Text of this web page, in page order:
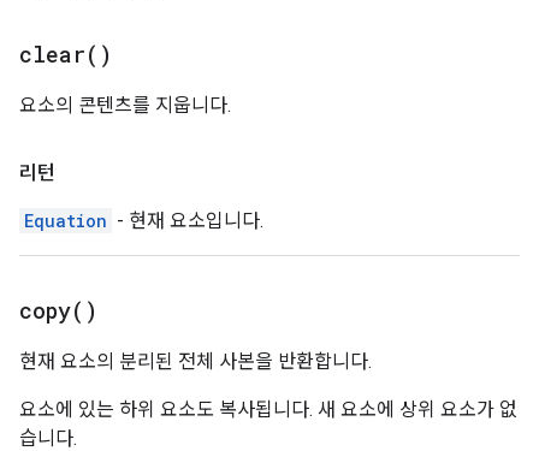
clear( )
요소의 콘텐츠를 지웁니다.
리턴
Equation - 현재 요소입니다.
copy( )
현재 요소의 분리된 전체 사본을 반환합니다.
요소에 있는 하위 요소도 복사됩니다. 새 요소에 상위 요소가 없
습니다.